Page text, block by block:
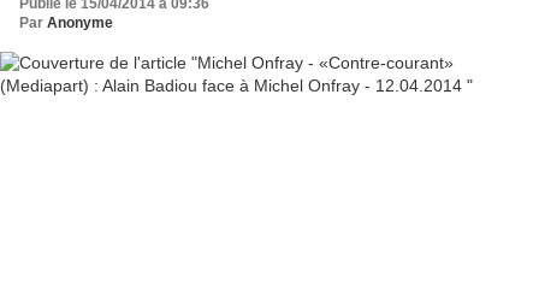
Publié le 15/04/2014 à 09:36
Par Anonyme